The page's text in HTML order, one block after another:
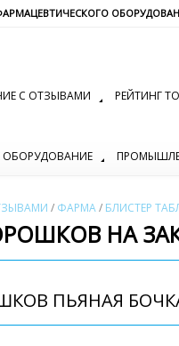
С ОТЗЫВАМИ
РЕЙТИНГ
ОБОРУДОВАНИЕ
/ ФАРМА/ БЛИСТЕР
НА
ПЬЯНАЯ